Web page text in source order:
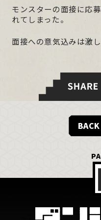
モンスターの面接に応
れてしまった。
面接への意気込みは激